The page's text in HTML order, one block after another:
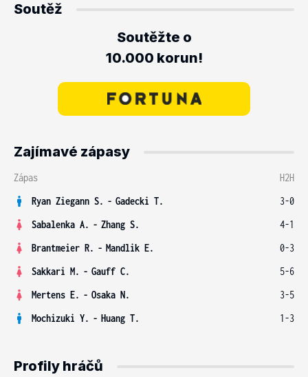
Soutěž
Soutěžte o
10.000 korun!
Zajímavé zápasy
Zápas
H2H
Ryan Ziegann S. - Gadecki T.
3-0
Sabalenka A. - Zhang S.
4-1
Brantmeier R. - Mandlik E.
0-3
Sakkari M. - Gauff C.
5-6
Mertens E. - Osaka N.
3-5
Mochizuki Y. - Huang T. 1-3
Profily hráčů